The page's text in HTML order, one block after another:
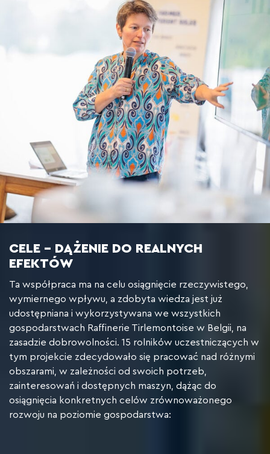
CELE – DĄŻENIE DO REALNYCH
EFEKTÓW
Ta współpraca ma na celu osiągnięcie rzeczywistego,
wymiernego wpływu, a zdobyta wiedza jest już
udostępniana i wykorzystywana we wszystkich
gospodarstwach Raffinerie Tirlemontoise w Belgii, na
zasadzie dobrowolności. 15 rolników uczestniczących w
tym projekcie zdecydowało się pracować nad różnymi
obszarami, w zależności od swoich potrzeb,
zainteresowań i dostępnych maszyn, dążąc do
osiągnięcia konkretnych celów zrównoważonego
rozwoju na poziomie gospodarstwa: